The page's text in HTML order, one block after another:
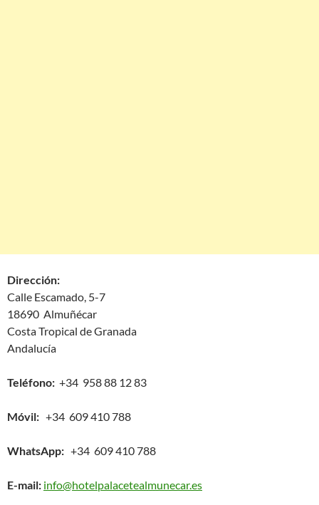
Dirección:
Calle Escamado, 5-7
18690 Almuñécar
Costa Tropical de Granada
Andalucía
Teléfono: +34 958 88 12 83
Móvil: +34 609 410 788
WhatsApp: +34 609 410 788
E-mail: info@hotelpalacetealmunecar.es